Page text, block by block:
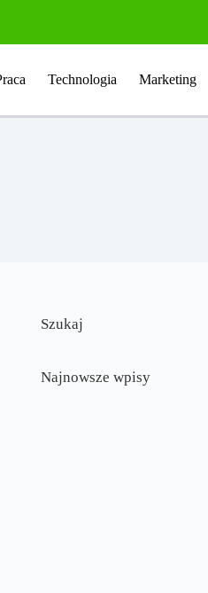
Technologia Marketing
Szukaj
Najnowsze wpisy